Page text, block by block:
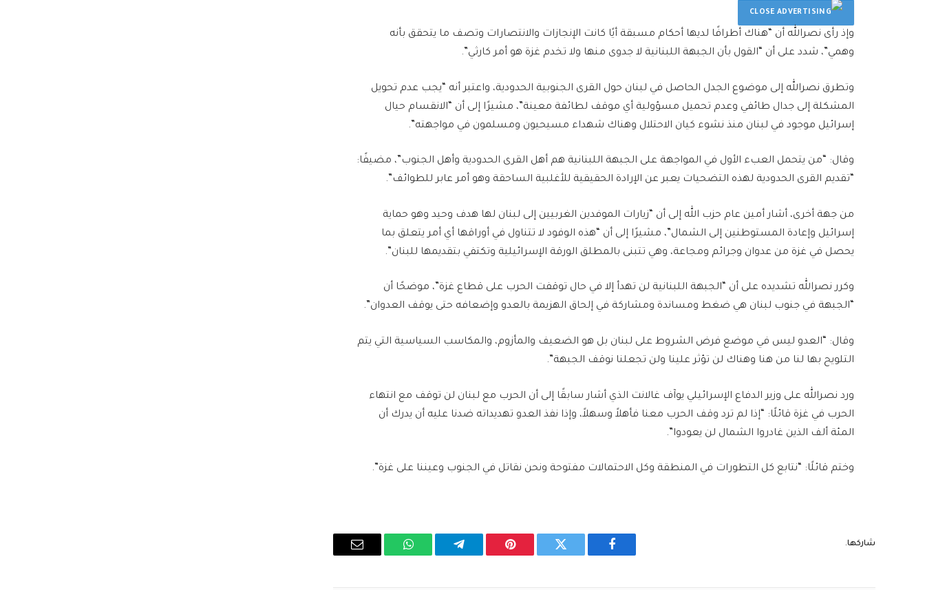
وإذ رأى نصرالله أن “هناك أطرافًا لديها أحكام مسبقة أيًا كانت الإنجازات والانتصارات وتصف ما يتحقق بأنه
وهمي”، شدد على أن “القول بأن الجبهة اللبنانية لا جدوى منها ولا تخدم غزة هو أمر كارثي”.
وتطرق نصرالله إلى موضوع الجدل الحاصل في لبنان حول القرى الجنوبية الحدودية، واعتبر أنه “يجب عدم تحويل
المشكلة إلى جدال طائفي وعدم تحميل مسؤولية أي موقف لطائفة معينة”، مشيرًا إلى أن “الانقسام حيال
إسرائيل موجود في لبنان منذ نشوء كيان الاحتلال وهناك شهداء مسيحيون ومسلمون في مواجهته”.
وقال: “من يتحمل العبء الأول في المواجهة على الجبهة اللبنانية هم أهل القرى الحدودية وأهل الجنوب”، مضيفًا:
“تقديم القرى الحدودية لهذه التضحيات يعبر عن الإرادة الحقيقية للأغلبية الساحقة وهو أمر عابر للطوائف”.
من جهة أخرى، أشار أمين عام حزب الله إلى أن “زيارات الموفدين الغربيين إلى لبنان لها هدف وحيد وهو حماية
إسرائيل وإعادة المستوطنين إلى الشمال”، مشيرًا إلى أن “هذه الوفود لا تتناول في أوراقها أي أمر يتعلق بما
يحصل في غزة من عدوان وجرائم ومجاعة، وهي تتبنى بالمطلق الورقة الإسرائيلية وتكتفي بتقديمها للبنان”.
وكرر نصرالله تشديده على أن “الجبهة اللبنانية لن تهدأ إلا في حال توقفت الحرب على قطاع غزة”، موضحًا أن
“الجبهة في جنوب لبنان هي ضغط ومساندة ومشاركة في إلحاق الهزيمة بالعدو وإضعافه حتى يوقف العدوان”.
وقال: “العدو ليس في موضع فرض الشروط على لبنان بل هو الضعيف والمأزوم، والمكاسب السياسية التي يتم
التلويح بها لنا من هنا وهناك لن تؤثر علينا ولن تجعلنا نوقف الجبهة”.
ورد نصرالله على وزير الدفاع الإسرائيلي يوآف غالانت الذي أشار سابقًا إلى أن الحرب مع لبنان لن توقف مع انتهاء
الحرب في غزة قائلًا: “إذا لم ترد وقف الحرب معنا فأهلاً وسهلاً، وإذا نفذ العدو تهديداته ضدنا عليه أن يدرك أن
المئة ألف الذين غادروا الشمال لن يعودوا”.
وختم قائلًا: “نتابع كل التطورات في المنطقة وكل الاحتمالات مفتوحة ونحن نقاتل في الجنوب وعيننا على غزة”.
شاركها.
فيسبوك تويتر بينتيريستتيلقرام واتساب
البريد